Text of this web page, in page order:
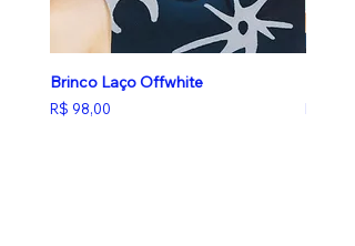
Brinco Laço Offwhite
Preço
R$ 98,00 Preço
R$